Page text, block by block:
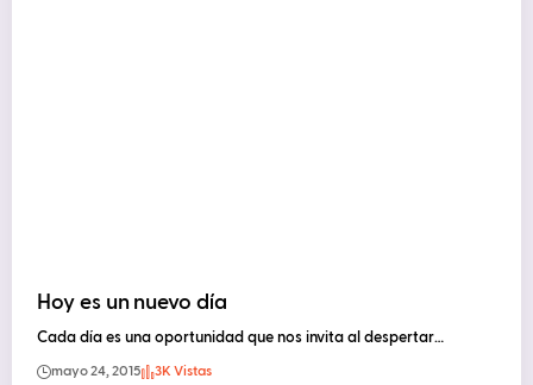
Hoy es un nuevo día
Cada día es una oportunidad que nos invita al despertar…
mayo 24, 2015 3K Vistas